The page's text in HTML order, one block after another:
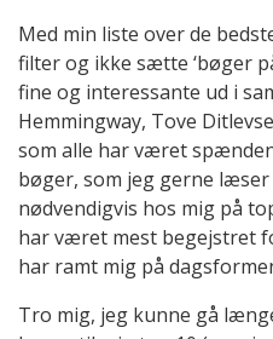
Med min liste over de
filter og ikke sætte ‘bøger
fine og interessante ud i
Hemmingway, Tove
som alle har været
bøger, som jeg gerne
nødvendigvis hos mig på
har været mest begejstret
har ramt mig på
Tro mig, jeg kunne gå